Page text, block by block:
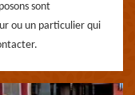
sont
ou un particulier qui